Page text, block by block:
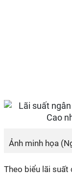
Ảnh minh họa
Theo biểu lãi suất